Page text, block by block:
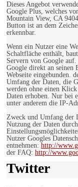
Dieses Angebot
Google Plus, welches
Mountain View, CA
Button ist an dem
erkennbar.
Wenn ein Nutzer eine
Schaltfläche enthält,
Servern von Google
Google direkt an seinen
Webseite eingebunden.
Umfang der Daten, die
werden ohne einen
Daten erhoben. Nur bei
unter anderem die IP-
Zweck und Umfang der
Nutzung der Daten
Nutzer Googles
entnehmen: http://
der FAQ: http://
Twitter